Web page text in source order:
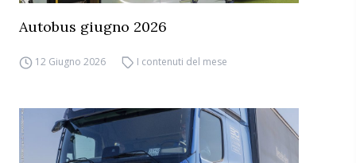
Autobus giugno 2026
12 Giugno 2026 I contenuti del mese